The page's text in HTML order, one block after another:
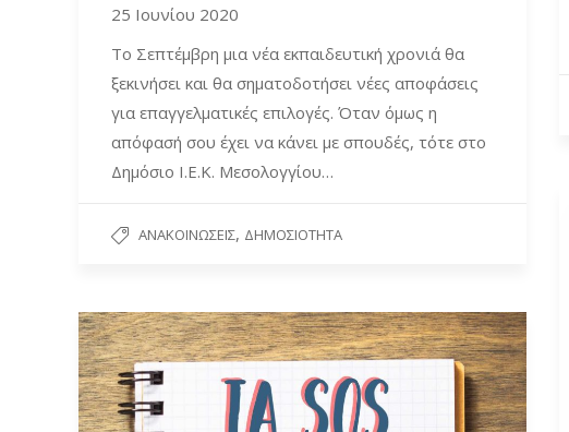
25 Ιουνίου 2020
Το Σεπτέμβρη μια νέα εκπαιδευτική χρονιά θα
ξεκινήσει και θα σηματοδοτήσει νέες αποφάσεις
για επαγγελματικές επιλογές. Όταν όμως η
απόφασή σου έχει να κάνει με σπουδές, τότε στο
Δημόσιο Ι.Ε.Κ. Μεσολογγίου…
ΑΝΑΚΟΙΝΏΣΕΙΣ, ΔΗΜΟΣΙΌΤΗΤΑ